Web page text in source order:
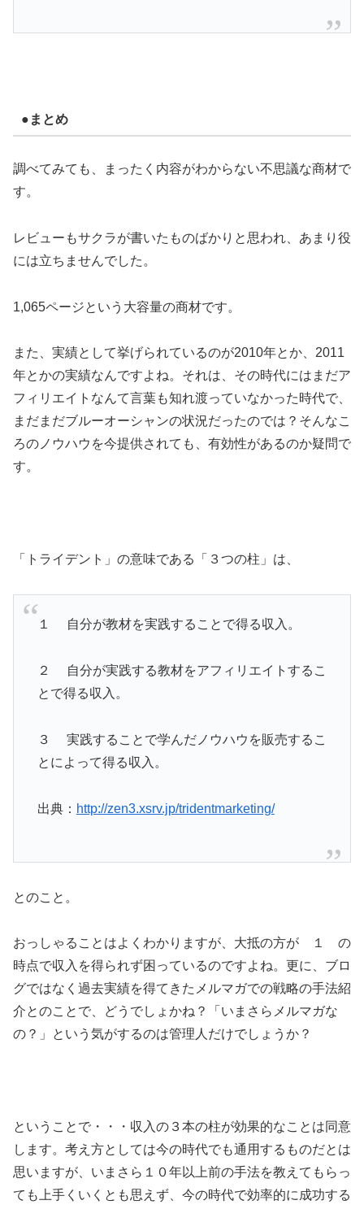
●まとめ
調べてみても、まったく内容がわからない不思議な商材で
す。
レビューもサクラが書いたものばかりと思われ、あまり役
には立ちませんでした。
1,065ページという大容量の商材です。
また、実績として挙げられているのが2010年とか、2011
年とかの実績なんですよね。それは、その時代にはまだア
フィリエイトなんて言葉も知れ渡っていなかった時代で、
まだまだブルーオーシャンの状況だったのでは？そんなこ
ろのノウハウを今提供されても、有効性があるのか疑問で
す。
「トライデント」の意味である「３つの柱」は、
１ 自分が教材を実践することで得る収入。
２ 自分が実践する教材をアフィリエイトするこ
とで得る収入。
３ 実践することで学んだノウハウを販売するこ
とによって得る収入。
出典： http://zen3.xsrv.jp/tridentmarketing/
とのこと。
おっしゃることはよくわかりますが、大抵の方が １ の
時点で収入を得られず困っているのですよね。更に、ブロ
グではなく過去実績を得てきたメルマガでの戦略の手法紹
介とのことで、どうでしょかね？「いまさらメルマガな
の？」という気がするのは管理人だけでしょうか？
ということで・・・収入の３本の柱が効果的なことは同意
します。考え方としては今の時代でも通用するものだとは
思いますが、いまさら１０年以上前の手法を教えてもらっ
ても上手くいくとも思えず、今の時代で効率的に成功する